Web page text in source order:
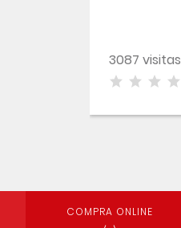
3087 visitas
COMPRA ONLINE